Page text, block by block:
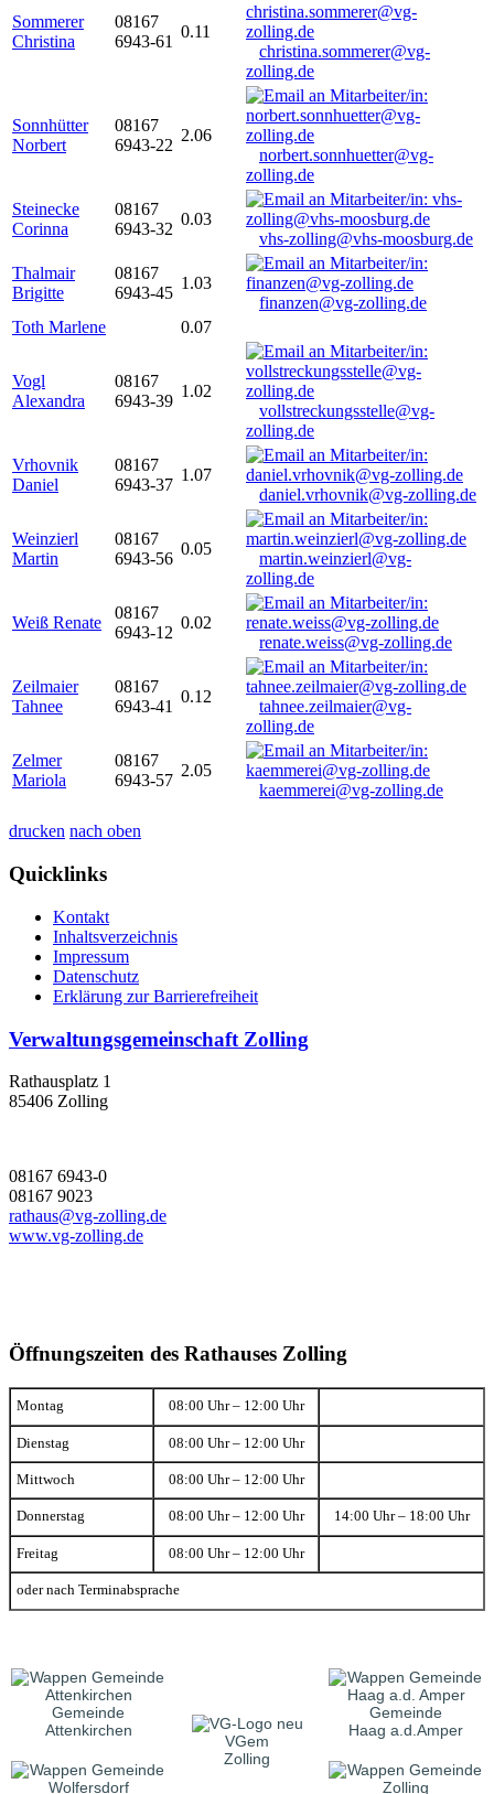
Sommerer
Christina
08167
6943-61
0.11
christina.sommerer@vg-
zolling.de
Sonnhütter
Norbert
08167
6943-22
2.06
norbert.sonnhuetter@vg-
zolling.de
Steinecke
Corinna
08167
6943-32
0.03
vhs-zolling@vhs-moosburg.de
Thalmair
Brigitte
08167
6943-45
1.03
finanzen@vg-zolling.de
Toth Marlene
0.07
Vogl
Alexandra
08167
6943-39
1.02
vollstreckungsstelle@vg-
zolling.de
Vrhovnik
Daniel
08167
6943-37
1.07
daniel.vrhovnik@vg-zolling.de
Weinzierl
Martin
08167
6943-56
0.05
martin.weinzierl@vg-
zolling.de
Weiß Renate
08167
6943-12
0.02
renate.weiss@vg-zolling.de
Zeilmaier
Tahnee
08167
6943-41
0.12
tahnee.zeilmaier@vg-
zolling.de
Zelmer
Mariola
08167
6943-57
2.05
kaemmerei@vg-zolling.de
drucken nach oben
Quicklinks
Kontakt
Inhaltsverzeichnis
Impressum
Datenschutz
Erklärung zur Barrierefreiheit
Verwaltungsgemeinschaft Zolling
Rathausplatz 1
85406 Zolling
08167 6943-0
08167 9023
rathaus@vg-zolling.de
www.vg-zolling.de
Öffnungszeiten des Rathauses Zolling
Montag 08:00 Uhr – 12:00 Uhr
Dienstag 08:00 Uhr – 12:00 Uhr
Mittwoch 08:00 Uhr – 12:00 Uhr
Donnerstag 08:00 Uhr – 12:00 Uhr 14:00 Uhr – 18:00 Uhr
Freitag 08:00 Uhr – 12:00 Uhr
oder nach Terminabsprache
Gemeinde
Attenkirchen
VGem
Zolling
Gemeinde
Haag a.d.Amper